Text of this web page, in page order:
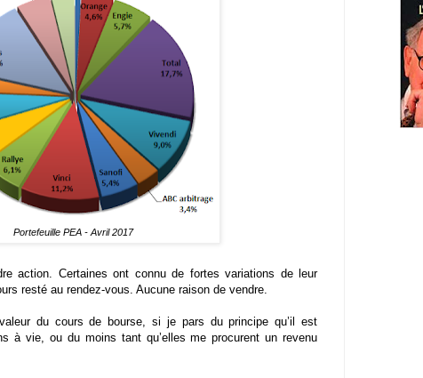
Portefeuille PEA - Avril 2017
action. Certaines ont connu de fortes variations de leur
resté au rendez-vous. Aucune raison de vendre.
du cours de bourse, si je pars du principe qu’il est
à vie, ou du moins tant qu’elles me procurent un revenu